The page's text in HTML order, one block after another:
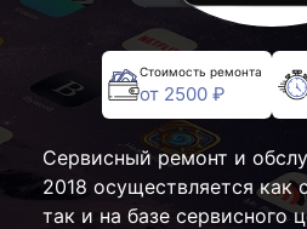
Стоимость ремонта
от 2500 ₽
Сервисный ремонт и
2018 осуществляется как
так и на базе сервисного